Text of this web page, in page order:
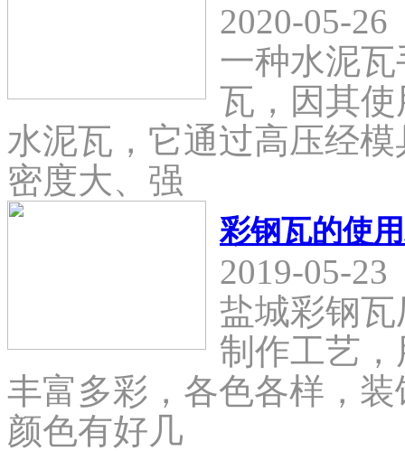
2020-05-26
一种水泥
瓦，因其
水泥瓦，它通过高压经
密度大、强
彩钢瓦的使
2019-05-23
盐城彩钢
制作工艺
丰富多彩，各色各样，
颜色有好几